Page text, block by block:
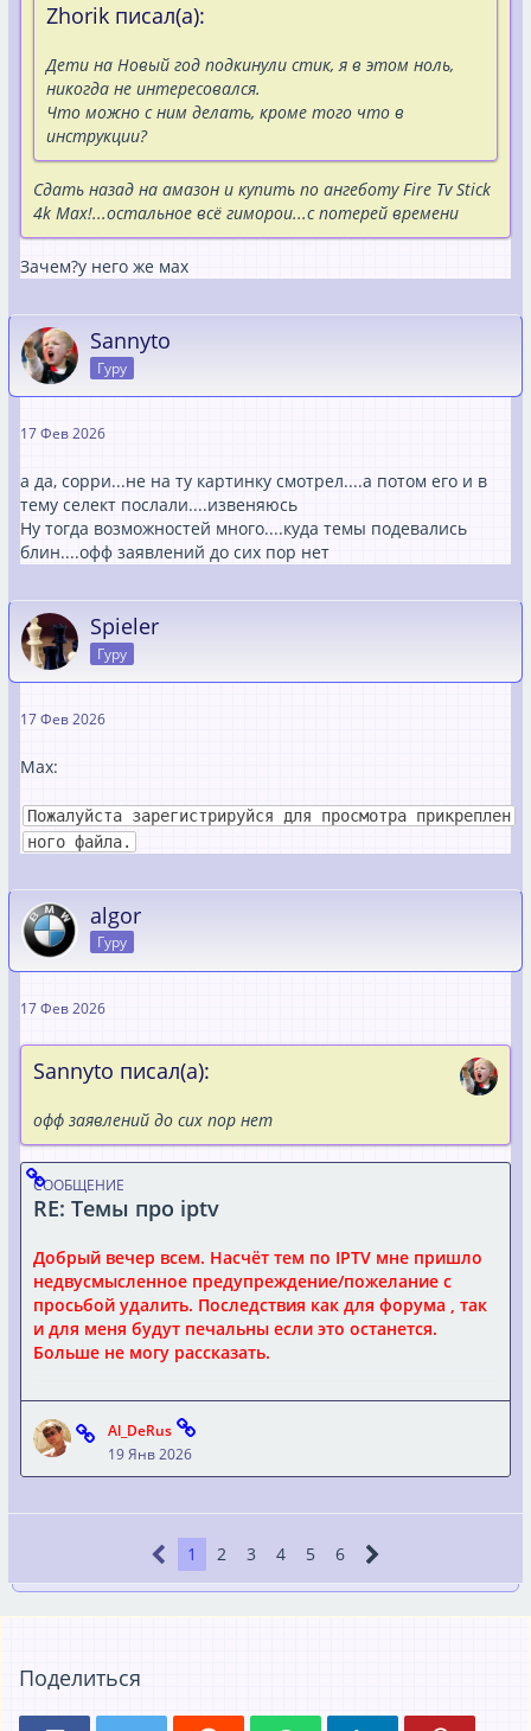
Zhorik писал(а):
Дети на Новый год подкинули стик, я в этом ноль,
никогда не интересовался.
Что можно с ним делать, кроме того что в
инструкции?
Сдать назад на амазон и купить по ангеботу Fire Tv Stick
4k Max!...остальное всё гиморои...с потерей времени
Зачем?у него же мах
Sannyto
Гуру
17 Фев 2026
а да, сорри...не на ту картинку смотрел....а потом его и в
тему селект послали....извеняюсь
Ну тогда возможностей много....куда темы подевались
блин....офф заявлений до сих пор нет
Spieler
Гуру
17 Фев 2026
Max:
Пожалуйста зарегистрируйся для просмотра прикреплен
ного файла.
algor
Гуру
17 Фев 2026
Sannyto писал(а):
oфф заявлений до сих пор нет
СООБЩЕНИЕ
RE: Темы про iptv
Добрый вечер всем. Насчёт тем по IPTV мне пришло
недвусмысленное предупреждение/пожелание с
просьбой удалить. Последствия как для форума , так
и для меня будут печальны если это останется.
Больше не могу рассказать.
Тема закрыта.
Получаешь предупреждение за травлю модератора.
Я твой бан 18 декабря 25 года после разговора в
телеграмме отменил, но похоже тебе уже глубоко…
Al_DeRus
19 Янв 2026
1 2 3 4 5 6
Поделиться